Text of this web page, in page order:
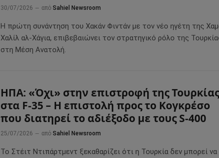
30/07/2026 από Sahiel Newsroom
Η πρώτη συνάντηση του Χακάν Φιντάν με τον νέο ηγέτη της
Χαλίλ αλ-Χάγια, επιβεβαιώνει τον στρατηγικό ρόλο της
στη Μέση Ανατολή.
ΗΠΑ: «Όχι» στην επιστροφή της Τουρκίας
στα F-35 – Η επιστολή προς το Κογκρέσο
που διατηρεί το αδιέξοδο με τους S-400
25/07/2026 από Sahiel Newsroom
Το Στέιτ Ντιπάρτμεντ ξεκαθαρίζει ότι η Τουρκία δεν μπορεί να